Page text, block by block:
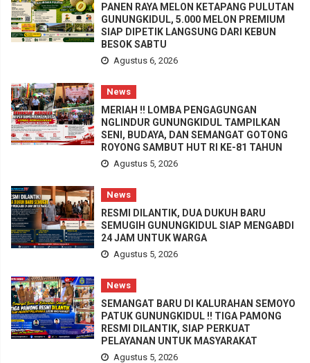
PANEN RAYA MELON KETAPANG PULUTAN
GUNUNGKIDUL, 5.000 MELON PREMIUM
SIAP DIPETIK LANGSUNG DARI KEBUN
BESOK SABTU
Agustus 6, 2026
News
MERIAH !! LOMBA PENGAGUNGAN
NGLINDUR GUNUNGKIDUL TAMPILKAN
SENI, BUDAYA, DAN SEMANGAT GOTONG
ROYONG SAMBUT HUT RI KE-81 TAHUN
Agustus 5, 2026
News
RESMI DILANTIK, DUA DUKUH BARU
SEMUGIH GUNUNGKIDUL SIAP MENGABDI
24 JAM UNTUK WARGA
Agustus 5, 2026
News
SEMANGAT BARU DI KALURAHAN SEMOYO
PATUK GUNUNGKIDUL !! TIGA PAMONG
RESMI DILANTIK, SIAP PERKUAT
PELAYANAN UNTUK MASYARAKAT
Agustus 5, 2026